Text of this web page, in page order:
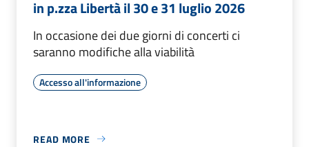
in p.zza Libertà il 30 e 31 luglio 2026
In occasione dei due giorni di concerti ci
saranno modifiche alla viabilità
Accesso all'informazione
READ MORE